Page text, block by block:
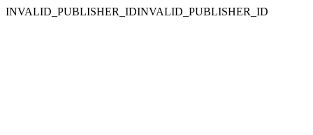
INVALID_PUBLISHER_IDINVALID_PUBLISHER_ID